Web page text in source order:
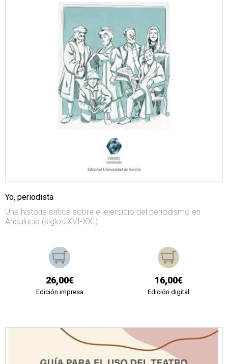
Yo, periodista
Una historia crítica sobre el ejercicio del periodismo en
Andalucía (siglos XVI-XXI)
26,00€
Edición impresa
16,00€
Edición digital